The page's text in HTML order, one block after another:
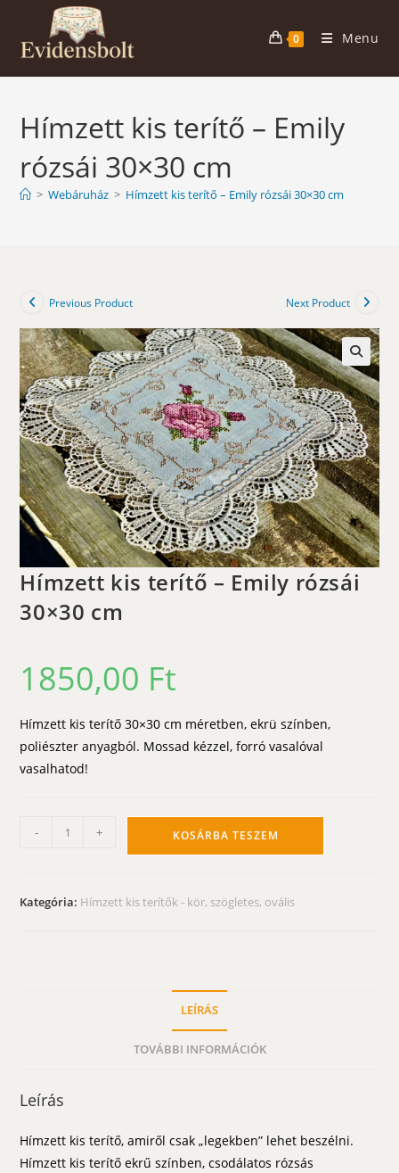
content
0 Menu
Hímzett kis terítő – Emily
rózsái 30×30 cm
> Webáruház > Hímzett kis terítő – Emily rózsái 30×30 cm
Previous Product Next Product
🔍
Hímzett kis terítő – Emily rózsái
30×30 cm
1850,00 Ft
Hímzett kis terítő 30×30 cm méretben, ekrü színben,
poliészter anyagból. Mossad kézzel, forró vasalóval
vasalhatod!
- + KOSÁRBA TESZEM
Kategória: Hímzett kis terítők - kör, szögletes, ovális
LEÍRÁS
TOVÁBBI INFORMÁCIÓK
Leírás
Hímzett kis terítő, amiről csak „legekben” lehet beszélni.
Hímzett kis terítő ekrű színben, csodálatos rózsás